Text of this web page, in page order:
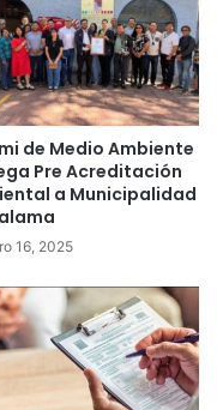
de Medio Ambiente
Pre Acreditación
a Municipalidad
16, 2025